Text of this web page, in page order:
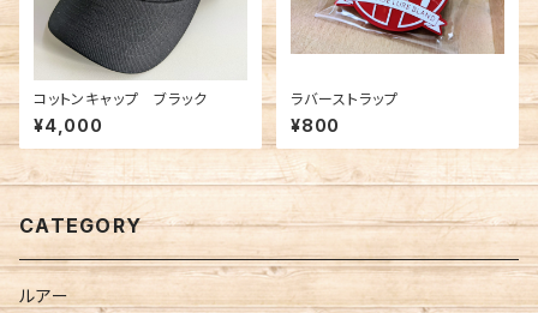
コットンキャップ ブラック
¥4,000
ラバーストラップ
¥800
CATEGORY
ルアー